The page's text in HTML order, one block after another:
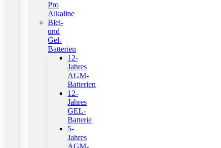
Pro
Alkaline
Blei-
und
Gel-
Batterien
12-
Jahres
AGM-
Batterien
12-
Jahres
GEL-
Batterie
5-
Jahres
AGM-